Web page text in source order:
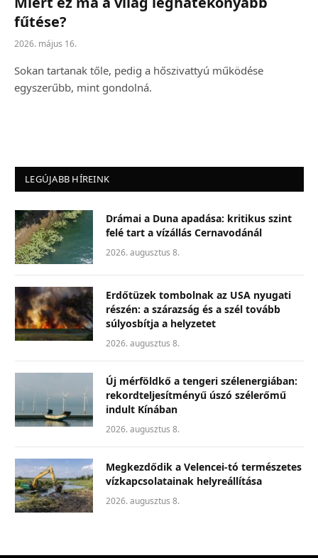
fűtése?
2026. május 16.
Sokan tartanak tőle, pedig a hőszivattyú működése
egyszerűbb, mint gondolná.
LEGÚJABB HÍREINK
Drámai a Duna apadása: kritikus szint
felé tart a vízállás Cernavodánál
2026. augusztus 8.
Erdőtüzek tombolnak az USA nyugati
részén: a szárazság és a szél tovább
súlyosbítja a helyzetet
2026. augusztus 8.
Új mérföldkő a tengeri szélenergiában:
rekordteljesítményű úszó szélerőmű
indult Kínában
2026. augusztus 8.
Megkezdődik a Velencei-tó természetes
vízkapcsolatainak helyreállítása
2026. augusztus 8.